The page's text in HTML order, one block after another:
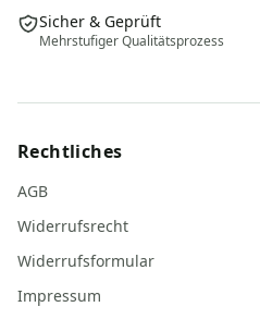
Sicher & Geprüft
Mehrstufiger Qualitätsprozess
Rechtliches
AGB
Widerrufsrecht
Widerrufsformular
Impressum